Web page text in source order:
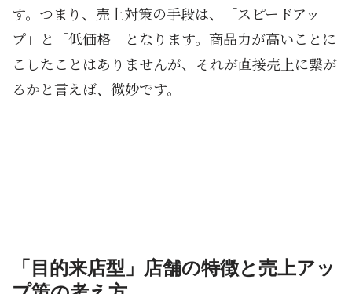
す。つまり、売上対策の手段は、「スピードアッ
プ」と「低価格」となります。商品力が高いことに
こしたことはありませんが、それが直接売上に繋が
るかと言えば、微妙です。
「目的来店型」店舗の特徴と売上アッ